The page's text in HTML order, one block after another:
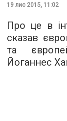
19 лис 2015, 11:02
Про це в
сказав
та
Йоганнес